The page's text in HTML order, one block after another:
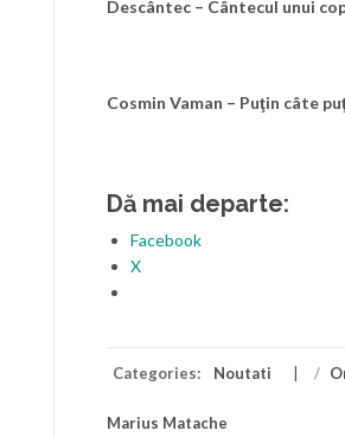
Descântec – Cântecul unui
Cosmin Vaman – Puţin câte
Dă mai departe:
Facebook
X
Categories: Noutati /
Marius Matache